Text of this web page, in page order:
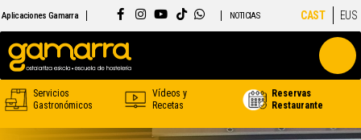
Aplicaciones Gamarra NOTICIAS CAST EUS
Servicios
Gastronómicos
Vídeos y
Recetas
Reservas
Restaurante